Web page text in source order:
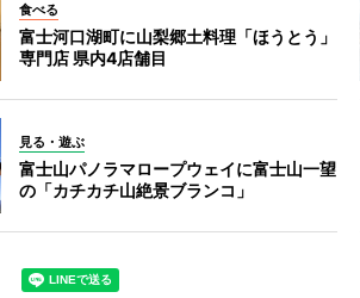
食べる
富士河口湖町に山梨郷土料理「ほうとう」
専門店 県内4店舗目
見る・遊ぶ
富士山パノラマロープウェイに富士山一望
の「カチカチ山絶景ブランコ」